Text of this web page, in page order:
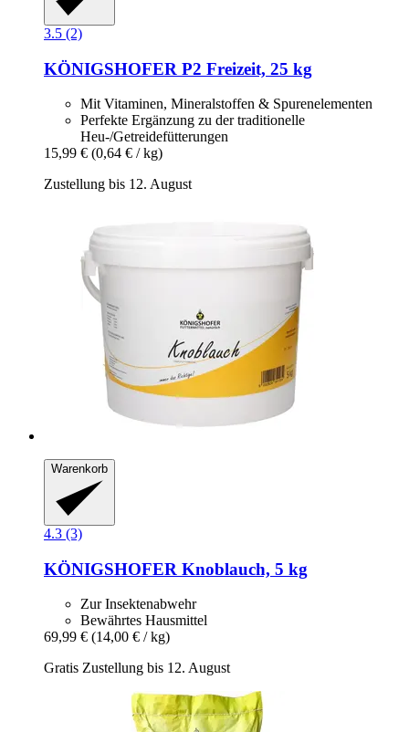
3.5 (2)
KÖNIGSHOFER P2 Freizeit, 25 kg
Mit Vitaminen, Mineralstoffen & Spurenelementen
Perfekte Ergänzung zu der traditionelle
Heu-/Getreidefütterungen
15,99 € (0,64 € / kg)
Zustellung bis 12. August
Warenkorb
4.3 (3)
KÖNIGSHOFER Knoblauch, 5 kg
Zur Insektenabwehr
Bewährtes Hausmittel
69,99 € (14,00 € / kg)
Gratis Zustellung bis 12. August